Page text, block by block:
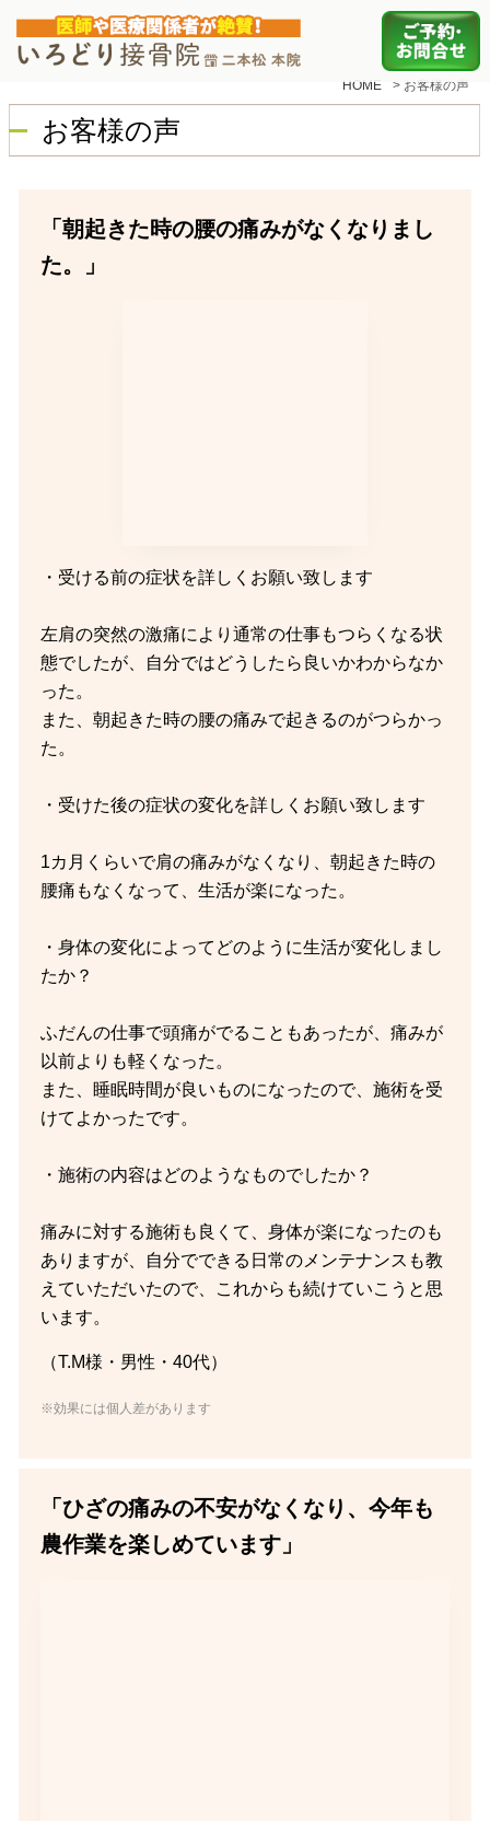
HOME > お客様の声
お客様の声
「朝起きた時の腰の痛みがなくなりまし
た。」
・受ける前の症状を詳しくお願い致します
左肩の突然の激痛により通常の仕事もつらくなる状
態でしたが、自分ではどうしたら良いかわからなか
った。
また、朝起きた時の腰の痛みで起きるのがつらかっ
た。
・受けた後の症状の変化を詳しくお願い致します
1カ月くらいで肩の痛みがなくなり、朝起きた時の
腰痛もなくなって、生活が楽になった。
・身体の変化によってどのように生活が変化しまし
たか？
ふだんの仕事で頭痛がでることもあったが、痛みが
以前よりも軽くなった。
また、睡眠時間が良いものになったので、施術を受
けてよかったです。
・施術の内容はどのようなものでしたか？
痛みに対する施術も良くて、身体が楽になったのも
ありますが、自分でできる日常のメンテナンスも教
えていただいたので、これからも続けていこうと思
います。
（T.M様・男性・40代）
※効果には個人差があります
「ひざの痛みの不安がなくなり、今年も
農作業を楽しめています」